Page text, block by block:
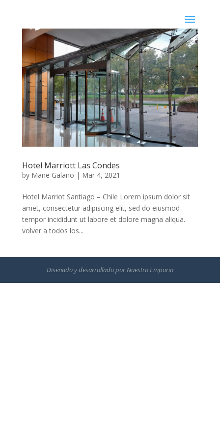
Hotel Marriott Las Condes
by Mane Galano | Mar 4, 2021
Hotel Marriot Santiago – Chile Lorem ipsum dolor sit
amet, consectetur adipiscing elit, sed do eiusmod
tempor incididunt ut labore et dolore magna aliqua.
volver a todos los...
Diseñado y desarrollado porNuestro Emporio